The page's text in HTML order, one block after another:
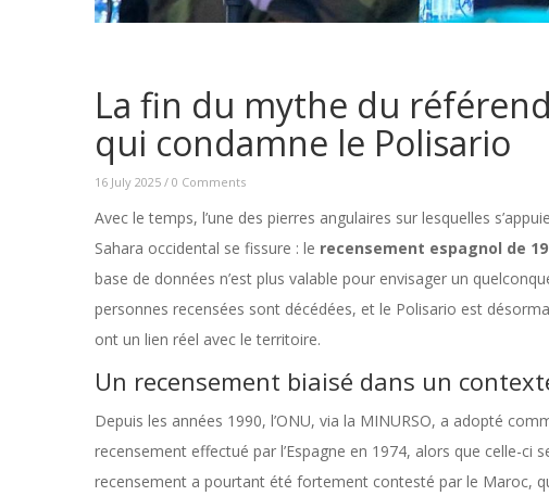
La fin du mythe du
qui condamne le Polisario
16 July 2025 / 0 Comments
Avec le temps, l’une des pierres angulaires sur lesquelles
Sahara occidental se fissure : le recensement espagnol de
base de données n’est plus valable pour envisager un
personnes recensées sont décédées, et le Polisario est
ont un lien réel avec le territoire.
Un recensement biaisé dans un
Depuis les années 1990, l’ONU, via la MINURSO, a adopté
recensement effectué par l’Espagne en 1974, alors que celle-ci
recensement a pourtant été fortement contesté par le Maroc,